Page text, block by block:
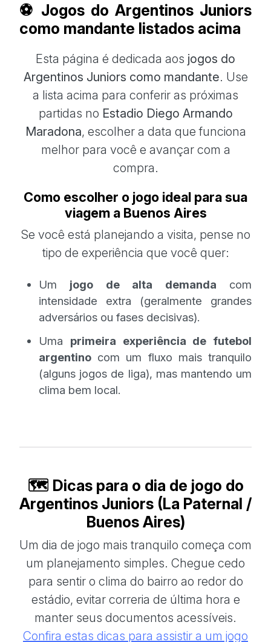
⚽ Jogos do Argentinos Juniors
como mandante listados acima
Esta página é dedicada aos jogos do
Argentinos Juniors como mandante. Use
a lista acima para conferir as próximas
partidas no Estadio Diego Armando
Maradona, escolher a data que funciona
melhor para você e avançar com a
compra.
Como escolher o jogo ideal para sua
viagem a Buenos Aires
Se você está planejando a visita, pense no
tipo de experiência que você quer:
Um jogo de alta demanda com
intensidade extra (geralmente grandes
adversários ou fases decisivas).
Uma primeira experiência de futebol
argentino com um fluxo mais tranquilo
(alguns jogos de liga), mas mantendo um
clima bem local.
🗺️ Dicas para o dia de jogo do
Argentinos Juniors (La Paternal /
Buenos Aires)
Um dia de jogo mais tranquilo começa com
um planejamento simples. Chegue cedo
para sentir o clima do bairro ao redor do
estádio, evitar correria de última hora e
manter seus documentos acessíveis.
Confira estas dicas para assistir a um jogo